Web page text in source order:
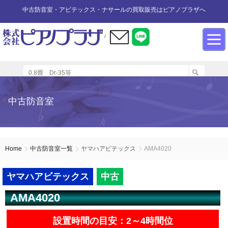
中古防音室・アビテックス・ナサールの買取販売はピアノプラザへ
/
カワイ防音ルーム
ユニットタイプ
ペット用防音室
防音室中古
展示品リスト
アビテックス2畳～3畳未満
アビテックス3畳～
防音室買取
防音室WEB買取
防音室設置のアドバイス
防音室内へのピアノの設置
設置スペースの採寸方法
エアコンの設置方法
インフォメーション
商品の購入について
ご利用規約
店舗までの案内地図
中古防音室
Home 中古防音室一覧 ヤマハアビテックス AMA4020
ヤマハアビテックス 中古
AMA4020
設置時間の目安：2～4時間位